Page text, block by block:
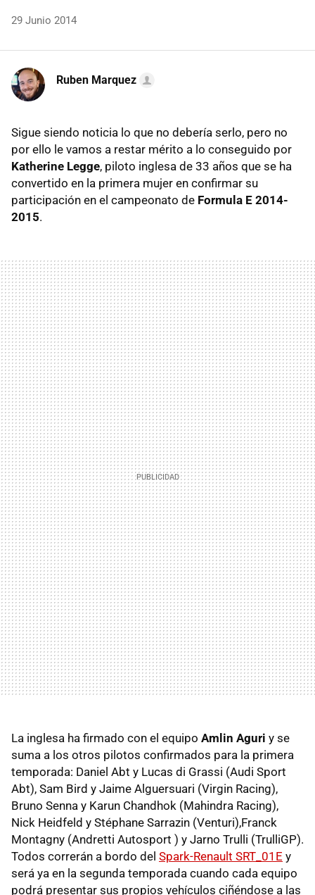
29 Junio 2014
Ruben Marquez
Sigue siendo noticia lo que no debería serlo, pero no
por ello le vamos a restar mérito a lo conseguido por
Katherine Legge, piloto inglesa de 33 años que se ha
convertido en la primera mujer en confirmar su
participación en el campeonato de Formula E 2014-
2015.
La inglesa ha firmado con el equipo Amlin Aguri y se
suma a los otros pilotos confirmados para la primera
temporada: Daniel Abt y Lucas di Grassi (Audi Sport
Abt), Sam Bird y Jaime Alguersuari (Virgin Racing),
Bruno Senna y Karun Chandhok (Mahindra Racing),
Nick Heidfeld y Stéphane Sarrazin (Venturi),Franck
Montagny (Andretti Autosport ) y Jarno Trulli (TrulliGP).
Todos correrán a bordo del Spark-Renault SRT_01E y
será ya en la segunda temporada cuando cada equipo
podrá presentar sus propios vehículos ciñéndose a las